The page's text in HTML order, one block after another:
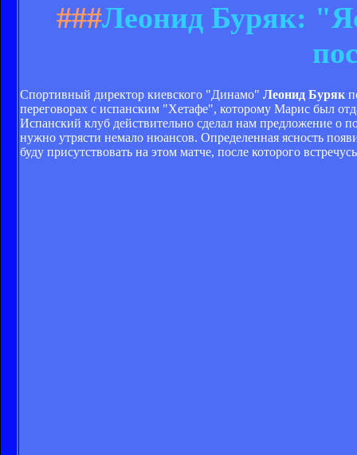
###Леонид Буряк:
Спортивный директор киевского "Динамо" Леонид Буряк
переговорах с испанским "Хетафе", которому Марис был
Испанский клуб действительно сделал нам предложение о
нужно утрясти немало нюансов. Определенная ясность
буду присутствовать на этом матче, после которого